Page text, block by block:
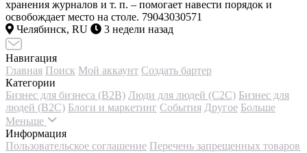
хранения журналов и т. п. – помогает навести порядок и
освобождает место на столе. 79043030571
Челябинск, RU
3 недели назад
Навигация
Главная Поиск Мой аккаунт Создать бартер
Категории
Бизнес для бизнеса (B2B) Люди для людей (С2С) Бизнес для
людей (B2C) Блоги и маркетинг События Другое Больше
Меньше
Информация
Пользовательское соглашение Перечень запрещенных товаров